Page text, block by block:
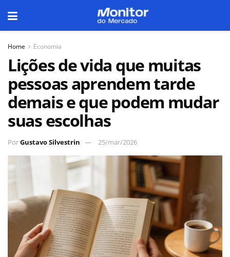
Home Economia
Lições de vida que muitas
pessoas aprendem tarde
demais e que podem mudar
suas escolhas
PorGustavo Silvestrin 25/mar/2026